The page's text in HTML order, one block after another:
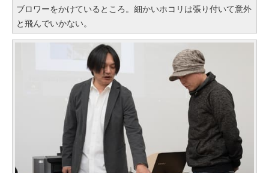
ブロワーをかけているところ。細かいホコリは張り付いて意外
と飛んでいかない。